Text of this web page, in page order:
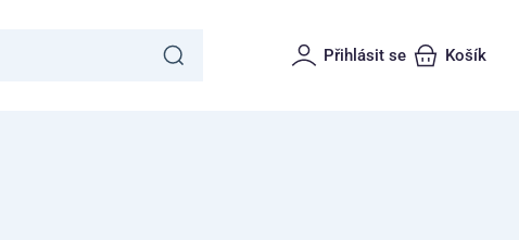
Přihlásit se Košík